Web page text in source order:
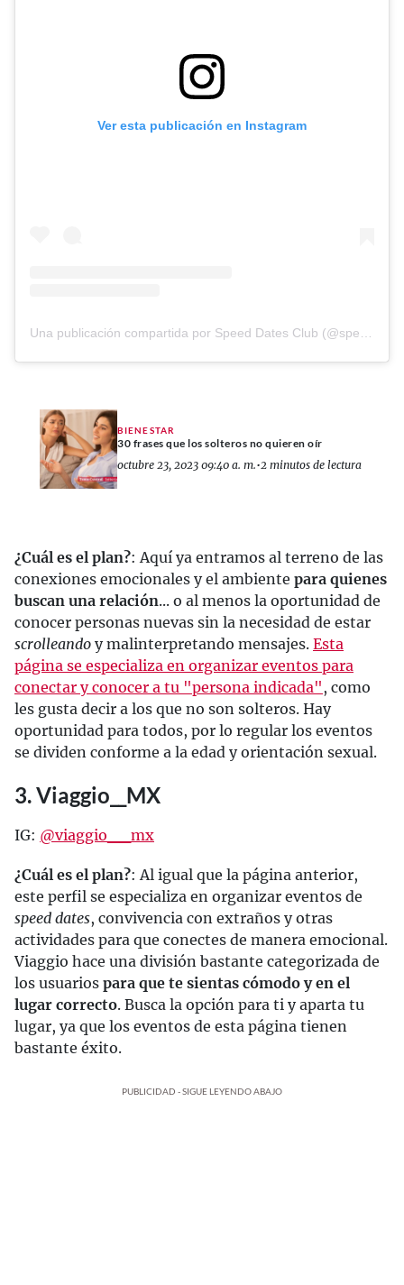
Ver esta publicación en Instagram
Una publicación compartida por Speed Dates Club (@speeddatesclub)
BIENESTAR
30 frases que los solteros no quieren oír
octubre 23, 2023 09:40 a. m.•2 minutos de lectura
¿Cuál es el plan?: Aquí ya entramos al terreno de las
conexiones emocionales y el ambiente para quienes
buscan una relación... o al menos la oportunidad de
conocer personas nuevas sin la necesidad de estar
scrolleando y malinterpretando mensajes. Esta
página se especializa en organizar eventos para
conectar y conocer a tu "persona indicada" , como
les gusta decir a los que no son solteros. Hay
oportunidad para todos, por lo regular los eventos
se dividen conforme a la edad y orientación sexual.
3. Viaggio__MX
IG: @viaggio__mx
¿Cuál es el plan?: Al igual que la página anterior,
este perfil se especializa en organizar eventos de
speed dates, convivencia con extraños y otras
actividades para que conectes de manera emocional.
Viaggio hace una división bastante categorizada de
los usuarios para que te sientas cómodo y en el
lugar correcto. Busca la opción para ti y aparta tu
lugar, ya que los eventos de esta página tienen
bastante éxito.
PUBLICIDAD - SIGUE LEYENDO ABAJO